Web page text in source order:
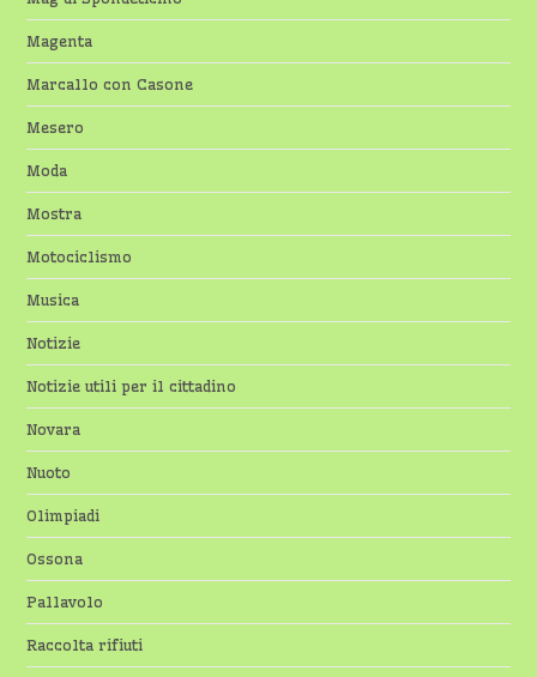
Magenta
Marcallo con Casone
Mesero
Moda
Mostra
Motociclismo
Musica
Notizie
Notizie utili per il cittadino
Novara
Nuoto
Olimpiadi
Ossona
Pallavolo
Raccolta rifiuti